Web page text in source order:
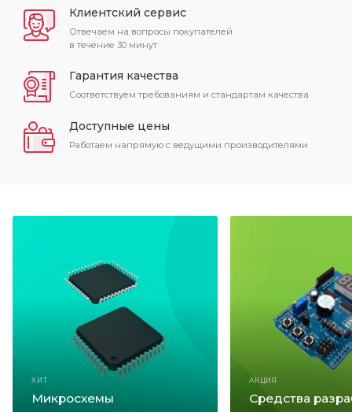
Клиентский сервис
Отвечаем на вопросы покупателей
в течение 30 минут
Гарантия качества
Соответствуем требованиям и стандартам качества
Доступные цены
Работаем напрямую с ведущими производителями
ХИТ
Микросхемы
АКЦИЯ
Средства